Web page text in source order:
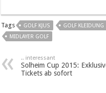
Tags GOLF KJUS GOLF KLEIDUNG
MIDLAYER GOLF
.. interessant
Solheim Cup 2015:
Tickets ab sofort